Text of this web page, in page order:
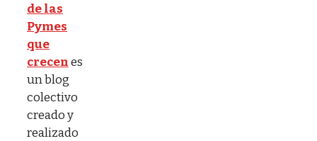
de las
Pymes
que
crecenes
un blog
colectivo
creado y
realizado